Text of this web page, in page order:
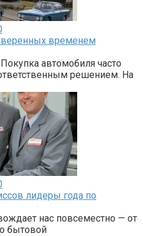
временем
автомобиля часто
решением. На
лидеры года по
нас повсеместно — от
бытовой